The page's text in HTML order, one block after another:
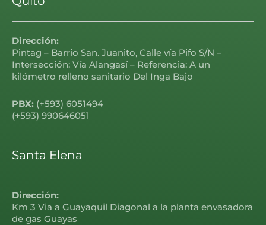
Dirección:
Pintag – Barrio San. Juanito, Calle vía Pifo S/N –
Intersección: Vía Alangasí – Referencia: A un
kilómetro relleno sanitario Del Inga Bajo
PBX: (+593) 6051494
(+593) 990646051
Santa Elena
Dirección:
Km 3 Via a Guayaquil Diagonal a la planta envasadora
de gas Guayas